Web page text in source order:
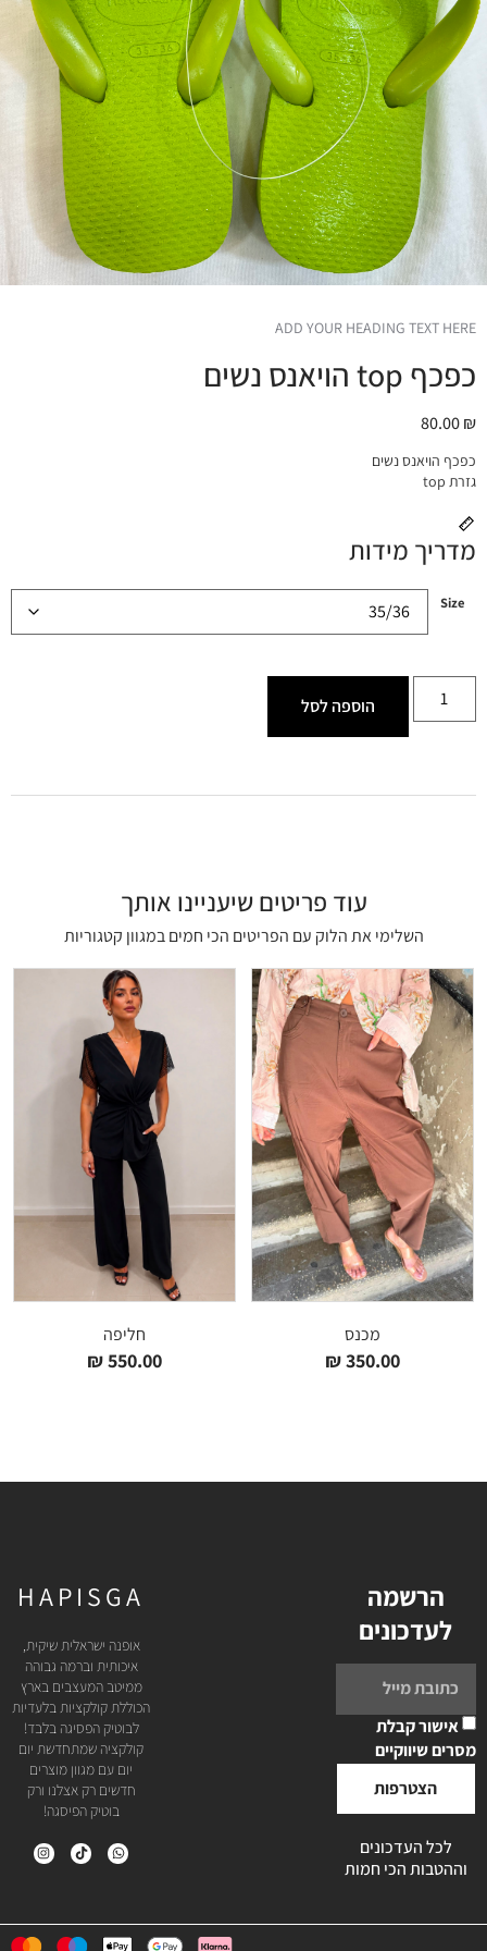
ADD YOUR HEADING TEXT HERE
כפכף top הויאנס נשים
80.00₪
כפכף הויאנס נשים
גזרת top
מדריך מידות
Size
הוספה לסל
עוד פריטים שיעניינו אותך
השלימי את הלוק עם הפריטים הכי חמים במגוון קטגוריות
מכנס
350.00
₪
חליפה
550.00
₪
הרשמה
לעדכונים
אישור קבלת
מסרים שיווקיים
הצטרפות
לכל העדכונים
וההטבות הכי חמות
HAPISGA
אופנה ישראלית שיקית,
איכותית וברמה גבוהה
ממיטב המעצבים בארץ
הכוללת קולקציות בלעדיות
לבוטיק הפסיגה בלבד!
קולקציה שמתחדשת יום
יום עם מגוון מוצרים
חדשים רק אצלנו ורק
בוטיק הפיסגה!